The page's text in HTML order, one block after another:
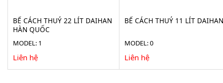
BỂ CÁCH THUỶ 22 LÍT DAIHAN
HÀN QUỐC
MODEL: 1
Liên hệ
BỂ CÁCH THUỶ 11 LÍT DAIHAN
MODEL: 0
Liên hệ